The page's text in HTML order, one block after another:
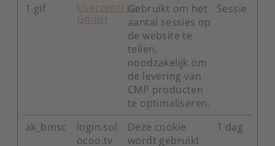
1.gif
Usercentrics
GmbH
Gebruikt om het
aantal sessies op
de website te
tellen,
noodzakelijk om
de levering van
CMP producten
te optimaliseren.
Sessie
ak_bmsc
login.sol
ocoo.tv
Deze cookie
wordt gebruikt
1 dag